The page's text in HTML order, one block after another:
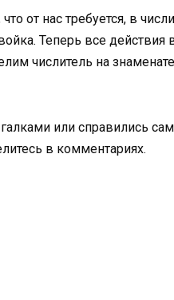
от нас требуется, в
Теперь все
числитель на
или справились
в комментариях.